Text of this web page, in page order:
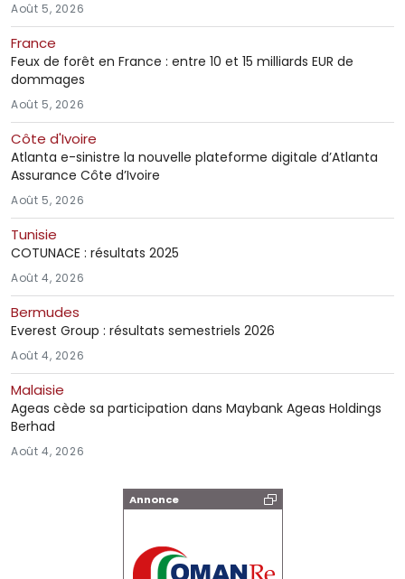
Annonce
Août 5, 2026
France
Feux de forêt en France : entre 10 et 15 milliards EUR de
dommages
Août 5, 2026
Côte d'Ivoire
Atlanta e-sinistre la nouvelle plateforme digitale d’Atlanta
Assurance Côte d’Ivoire
Août 5, 2026
Tunisie
COTUNACE : résultats 2025
Août 4, 2026
Bermudes
Everest Group : résultats semestriels 2026
Août 4, 2026
Malaisie
Ageas cède sa participation dans Maybank Ageas Holdings
Berhad
Août 4, 2026